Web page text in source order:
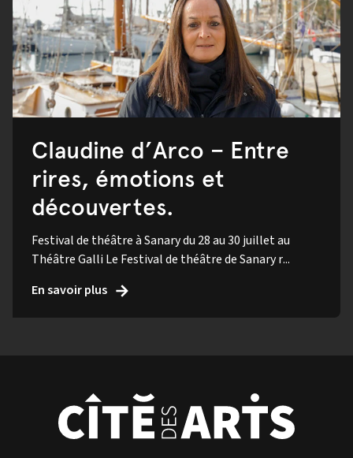
Claudine d’Arco – Entre
rires, émotions et
découvertes.
Festival de théâtre à Sanary du 28 au 30 juillet au
Théâtre Galli Le Festival de théâtre de Sanary r...
En savoir plus